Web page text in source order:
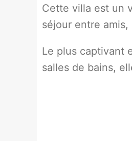
Cette villa est un
séjour entre
Le plus captivant
salles de bains,